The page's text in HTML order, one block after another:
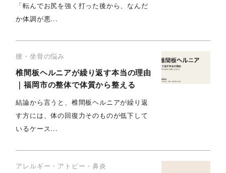
「転んでお尻を強く打った後から、なんだ
か体調が悪...
腰・坐骨の悩み
椎間板ヘルニアが繰り返す本当の理由
｜福岡市の整体で体質から整える
結論から言うと、椎間板ヘルニアが繰り返
す方には、体の回復力そのものが低下して
いるケース...
アレルギー・アトピー・鼻炎